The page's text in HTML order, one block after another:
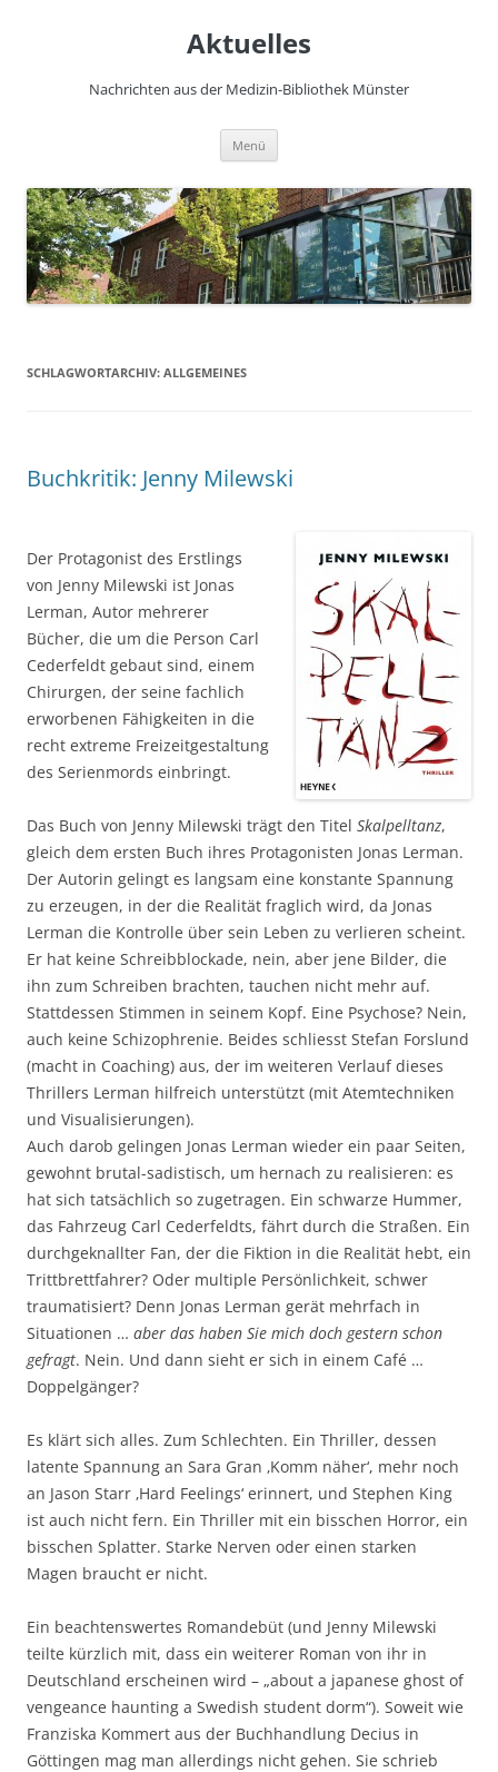
Aktuelles
Nachrichten aus der Medizin-Bibliothek Münster
Menü
SCHLAGWORTARCHIV: ALLGEMEINES
Buchkritik: Jenny Milewski
Der Protagonist des Erstlings
von Jenny Milewski ist Jonas
Lerman, Autor mehrerer
Bücher, die um die Person Carl
Cederfeldt gebaut sind, einem
Chirurgen, der seine fachlich
erworbenen Fähigkeiten in die
recht extreme Freizeitgestaltung
des Serienmords einbringt.
Das Buch von Jenny Milewski trägt den Titel Skalpelltanz,
gleich dem ersten Buch ihres Protagonisten Jonas Lerman.
Der Autorin gelingt es langsam eine konstante Spannung
zu erzeugen, in der die Realität fraglich wird, da Jonas
Lerman die Kontrolle über sein Leben zu verlieren scheint.
Er hat keine Schreibblockade, nein, aber jene Bilder, die
ihn zum Schreiben brachten, tauchen nicht mehr auf.
Stattdessen Stimmen in seinem Kopf. Eine Psychose? Nein,
auch keine Schizophrenie. Beides schliesst Stefan Forslund
(macht in Coaching) aus, der im weiteren Verlauf dieses
Thrillers Lerman hilfreich unterstützt (mit Atemtechniken
und Visualisierungen).
Auch darob gelingen Jonas Lerman wieder ein paar Seiten,
gewohnt brutal-sadistisch, um hernach zu realisieren: es
hat sich tatsächlich so zugetragen. Ein schwarze Hummer,
das Fahrzeug Carl Cederfeldts, fährt durch die Straßen. Ein
durchgeknallter Fan, der die Fiktion in die Realität hebt, ein
Trittbrettfahrer? Oder multiple Persönlichkeit, schwer
traumatisiert? Denn Jonas Lerman gerät mehrfach in
Situationen … aber das haben Sie mich doch gestern schon
gefragt. Nein. Und dann sieht er sich in einem Café …
Doppelgänger?
Es klärt sich alles. Zum Schlechten. Ein Thriller, dessen
latente Spannung an Sara Gran ‚Komm näher‘, mehr noch
an Jason Starr ‚Hard Feelings‘ erinnert, und Stephen King
ist auch nicht fern. Ein Thriller mit ein bisschen Horror, ein
bisschen Splatter. Starke Nerven oder einen starken
Magen braucht er nicht.
Ein beachtenswertes Romandebüt (und Jenny Milewski
teilte kürzlich mit, dass ein weiterer Roman von ihr in
Deutschland erscheinen wird – „about a japanese ghost of
vengeance haunting a Swedish student dorm“). Soweit wie
Franziska Kommert aus der Buchhandlung Decius in
Göttingen mag man allerdings nicht gehen. Sie schrieb